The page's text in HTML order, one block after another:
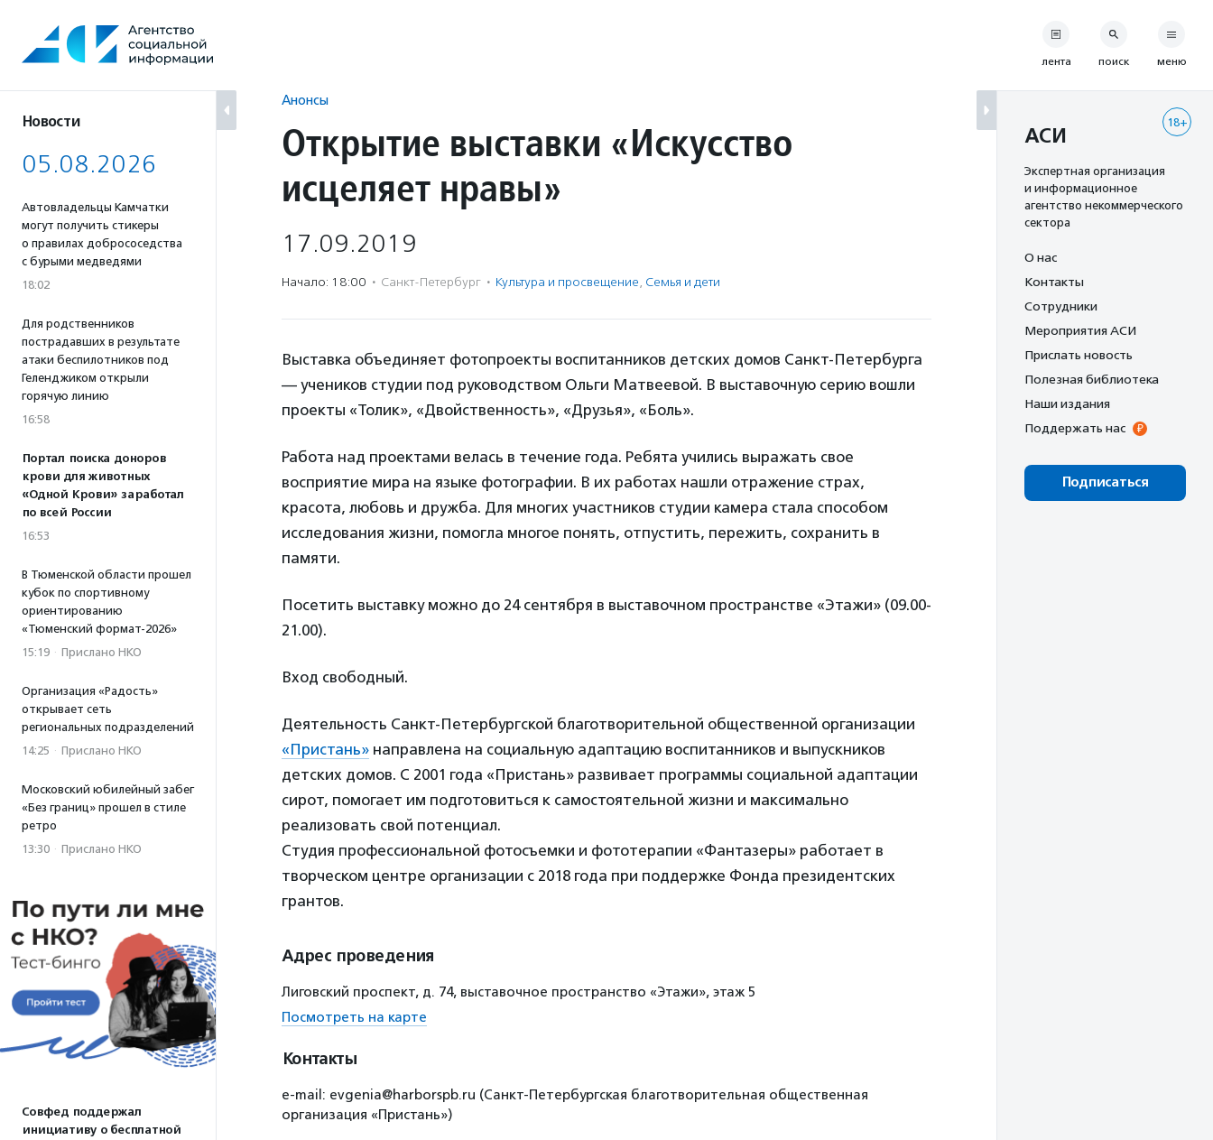
содержанию
Новости
05.08.2026
Автовладельцы Камчатки
могут получить стикеры
о правилах добрососедства
с бурыми медведями
18:02
Для родственников
пострадавших в результате
атаки беспилотников под
Геленджиком открыли
горячую линию
16:58
Портал поиска доноров
крови для животных
«Одной Крови» заработал
по всей России
16:53
В Тюменской области прошел
кубок по спортивному
ориентированию
«Тюменский формат-2026»
15:19 · Прислано НКО
Организация «Радость»
открывает сеть
региональных подразделений
14:25 · Прислано НКО
Московский юбилейный забег
«Без границ» прошел в стиле
ретро
13:30 · Прислано НКО
Совфед поддержал
инициативу о бесплатной
Анонсы
Открытие выставки «Искусство
исцеляет нравы»
17.09.2019
Начало: 18:00 · Санкт-Петербург · Культура и просвещение, Семья и дети
Выставка объединяет фотопроекты воспитанников детских домов Санкт-Петербурга
— учеников студии под руководством Ольги Матвеевой. В выставочную серию вошли
проекты «Толик», «Двойственность», «Друзья», «Боль».
Работа над проектами велась в течение года. Ребята учились выражать свое
восприятие мира на языке фотографии. В их работах нашли отражение страх,
красота, любовь и дружба. Для многих участников студии камера стала способом
исследования жизни, помогла многое понять, отпустить, пережить, сохранить в
памяти.
Посетить выставку можно до 24 сентября в выставочном пространстве «Этажи» (09.00-
21.00).
Вход свободный.
Деятельность Санкт-Петербургской благотворительной общественной организации
«Пристань» направлена на социальную адаптацию воспитанников и выпускников
детских домов. С 2001 года «Пристань» развивает программы социальной адаптации
сирот, помогает им подготовиться к самостоятельной жизни и максимально
реализовать свой потенциал.
Студия профессиональной фотосъемки и фототерапии «Фантазеры» работает в
творческом центре организации с 2018 года при поддержке Фонда президентских
грантов.
Адрес проведения
Лиговский проспект, д. 74, выставочное пространство «Этажи», этаж 5
Посмотреть на карте
Контакты
e-mail: evgenia@harborspb.ru (Санкт-Петербургская благотворительная общественная
организация «Пристань»)
лента поиск меню
18+
АСИ
Экспертная организация
и информационное
агентство некоммерческого
сектора
О нас
Контакты
Сотрудники
Мероприятия АСИ
Прислать новость
Полезная библиотека
Наши издания
Поддержать нас
Подписаться